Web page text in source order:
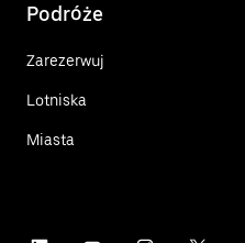
Podróże
Zarezerwuj
Lotniska
Miasta